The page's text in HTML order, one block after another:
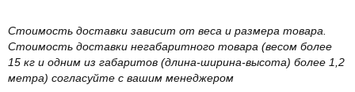
Стоимость доставки зависит от веса и размера товара.
Стоимость доставки негабаритного товара (весом более
15 кг и одним из габаритов (длина-ширина-высота) более 1,2
метра) согласуйте с вашим менеджером